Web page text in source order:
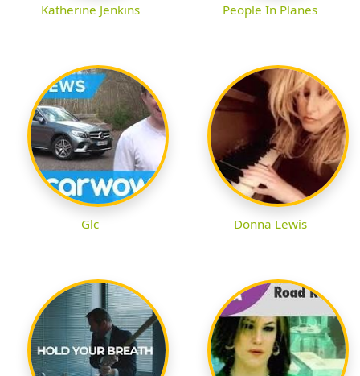
Katherine Jenkins People In Planes
Glc Donna Lewis